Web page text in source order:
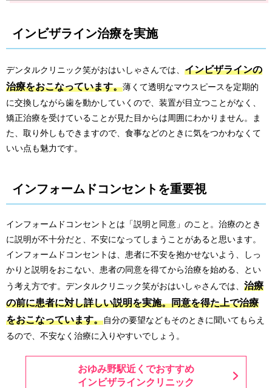
インビザライン治療を実施
デンタルクリニック笑がおはいしゃさんでは、 インビザラインの
治療をおこなっています。薄くて透明なマウスピースを定期的
に交換しながら歯を動かしていくので、装置が目立つことがなく、
矯正治療を受けていることが見た目からは周囲にわかりません。ま
た、取り外しもできますので、食事などのときに気をつかわなくて
いい点も魅力です。
インフォームドコンセントを重要視
インフォームドコンセントとは「説明と同意」のこと。治療のとき
に説明が不十分だと、不安になってしまうことがあると思います。
インフォームドコンセントは、患者に不安を抱かせないよう、しっ
かりと説明をおこない、患者の同意を得てから治療を始める、とい
う考え方です。デンタルクリニック笑がおはいしゃさんでは、 治療
の前に患者に対し詳しい説明を実施。同意を得た上で治療
をおこなっています。自分の要望などもそのときに聞いてもらえ
るので、不安なく治療に入りやすいでしょう。
おゆみ野駅近くでおすすめ
インビザラインクリニック